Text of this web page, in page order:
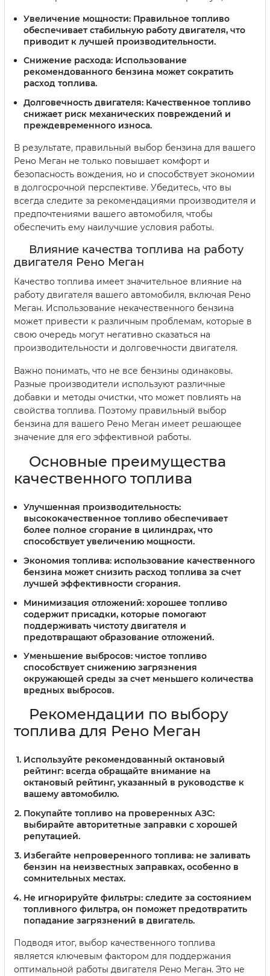
Увеличение мощности: Правильное топливо
обеспечивает стабильную работу двигателя, что
приводит к лучшей производительности.
Снижение расхода: Использование
рекомендованного бензина может сократить
расход топлива.
Долговечность двигателя: Качественное топливо
снижает риск механических повреждений и
преждевременного износа.
В результате, правильный выбор бензина для вашего
Рено Меган не только повышает комфорт и
безопасность вождения, но и способствует экономии
в долгосрочной перспективе. Убедитесь, что вы
всегда следите за рекомендациями производителя и
предпочтениями вашего автомобиля, чтобы
обеспечить ему наилучшие условия работы.
Влияние качества топлива на работу
двигателя Рено Меган
Качество топлива имеет значительное влияние на
работу двигателя вашего автомобиля, включая Рено
Меган. Использование некачественного бензина
может привести к различным проблемам, которые в
свою очередь могут негативно сказаться на
производительности и долговечности двигателя.
Важно понимать, что не все бензины одинаковы.
Разные производители используют различные
добавки и методы очистки, что может повлиять на
свойства топлива. Поэтому правильный выбор
бензина для вашего Рено Меган имеет решающее
значение для его эффективной работы.
Основные преимущества
качественного топлива
Улучшенная производительность:
высококачественное топливо обеспечивает
более полное сгорание в цилиндрах, что
способствует увеличению мощности.
Экономия топлива: использование качественного
бензина может снизить расход топлива за счет
лучшей эффективности сгорания.
Минимизация отложений: хорошее топливо
содержит присадки, которые помогают
поддерживать чистоту двигателя и
предотвращают образование отложений.
Уменьшение выбросов: чистое топливо
способствует снижению загрязнения
окружающей среды за счет меньшего количества
вредных выбросов.
Рекомендации по выбору
топлива для Рено Меган
Используйте рекомендованный октановый
рейтинг: всегда обращайте внимание на
октановый рейтинг, указанный в руководстве к
вашему автомобилю.
Покупайте топливо на проверенных АЗС:
выбирайте авторитетные заправки с хорошей
репутацией.
Избегайте непроверенного топлива: не заливать
бензин на неизвестных заправках, особенно в
сомнительных местах.
Не игнорируйте фильтры: следите за состоянием
топливного фильтра, он поможет предотвратить
попадание загрязнений в двигатель.
Подводя итог, выбор качественного топлива
является ключевым фактором для поддержания
оптимальной работы двигателя Рено Меган. Это не